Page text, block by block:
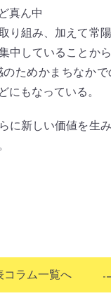
真ん中
り組み、加えて常
中していることか
ためかまちなか
にもなっている。
に新しい価値を生
コラム一覧へ